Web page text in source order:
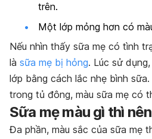
trên.
Một lớp mỏng hơn có
Nếu nhìn thấy sữa mẹ có tình
là sữa mẹ bị hỏng. Lúc sử
lớp bằng cách lắc nhẹ bình
trong tủ đông, màu sữa mẹ có
Sữa mẹ màu gì thì
Đa phần, màu sắc của sữa mẹ